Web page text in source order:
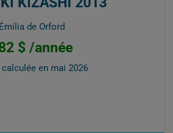
Émilia de Orford
$ /année
calculée en mai 2026